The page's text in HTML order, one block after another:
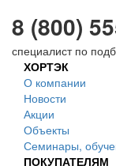
8 (800)
специалист по
ХОРТЭК
О компании
Новости
Акции
Объекты
Семинары,
ПОКУПАТЕЛЯМ